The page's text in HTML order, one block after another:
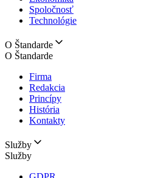
Spoločnosť
Technológie
O Štandarde
O Štandarde
Firma
Redakcia
Princípy
História
Kontakty
Služby
Služby